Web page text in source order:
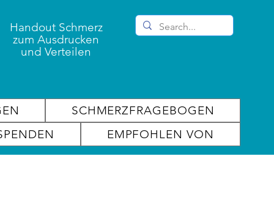
Handout Schmerz
zum Ausdrucken
und Verteilen
SCHMERZFRAGEBOGEN
EMPFOHLEN VON